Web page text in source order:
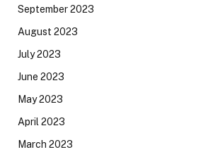
September 2023
August 2023
July 2023
June 2023
May 2023
April 2023
March 2023